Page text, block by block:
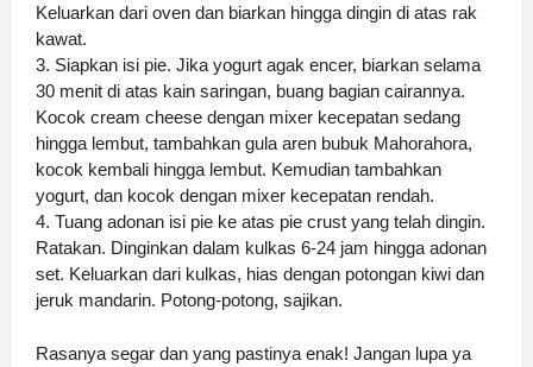
Keluarkan dari oven dan biarkan hingga dingin di atas rak
kawat.
3. Siapkan isi pie. Jika yogurt agak encer, biarkan selama
30 menit di atas kain saringan, buang bagian cairannya.
Kocok cream cheese dengan mixer kecepatan sedang
hingga lembut, tambahkan gula aren bubuk Mahorahora,
kocok kembali hingga lembut. Kemudian tambahkan
yogurt, dan kocok dengan mixer kecepatan rendah.
4. Tuang adonan isi pie ke atas pie crust yang telah dingin.
Ratakan. Dinginkan dalam kulkas 6-24 jam hingga adonan
set. Keluarkan dari kulkas, hias dengan potongan kiwi dan
jeruk mandarin. Potong-potong, sajikan.
Rasanya segar dan yang pastinya enak! Jangan lupa ya